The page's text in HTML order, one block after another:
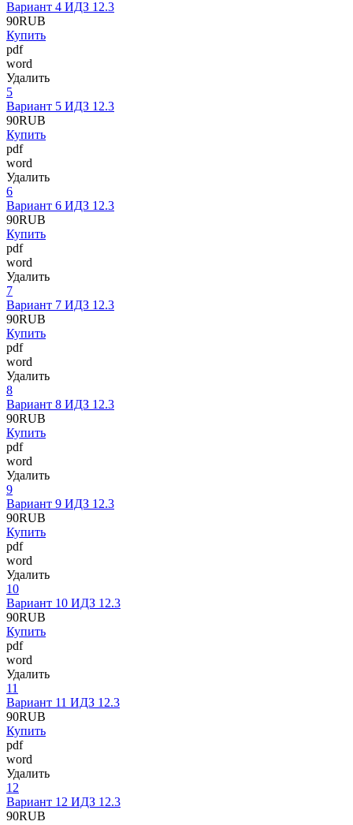
Вариант 4 ИДЗ 12.3
90RUB
Купить
pdf
word
Удалить
5
Вариант 5 ИДЗ 12.3
90RUB
Купить
pdf
word
Удалить
6
Вариант 6 ИДЗ 12.3
90RUB
Купить
pdf
word
Удалить
7
Вариант 7 ИДЗ 12.3
90RUB
Купить
pdf
word
Удалить
8
Вариант 8 ИДЗ 12.3
90RUB
Купить
pdf
word
Удалить
9
Вариант 9 ИДЗ 12.3
90RUB
Купить
pdf
word
Удалить
10
Вариант 10 ИДЗ 12.3
90RUB
Купить
pdf
word
Удалить
11
Вариант 11 ИДЗ 12.3
90RUB
Купить
pdf
word
Удалить
12
Вариант 12 ИДЗ 12.3
90RUB